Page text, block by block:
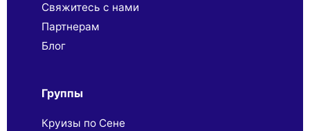
Свяжитесь с нами
Партнерaм
Блог
Группы
Круизы по Сене